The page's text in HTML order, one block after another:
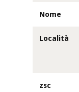
Nome
Località
zsc